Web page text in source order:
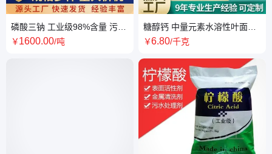
磷酸三钠 工业级98%含量 污水
处理 清洗剂 洗涤剂 锅炉除垢剂
￥1600.00/吨
糖醇钙 中量元素水溶性叶面肥
流体螯合钙 喷施滴灌农作物营
￥6.80/千克